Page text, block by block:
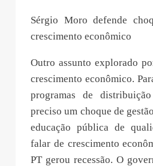
Sérgio Moro defende
crescimento econômico
Outro assunto explorado
crescimento econômico.
programas de
preciso um choque de
educação pública de
falar de crescimento
PT gerou recessão. O